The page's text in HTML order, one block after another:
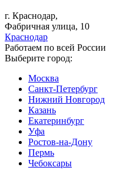
г. Краснодар,
Фабричная улица, 10
Краснодар
Работаем по всей России
Выберите город:
Москва
Санкт-Петербург
Нижний Новгород
Казань
Екатеринбург
Уфа
Ростов-на-Дону
Пермь
Чебоксары